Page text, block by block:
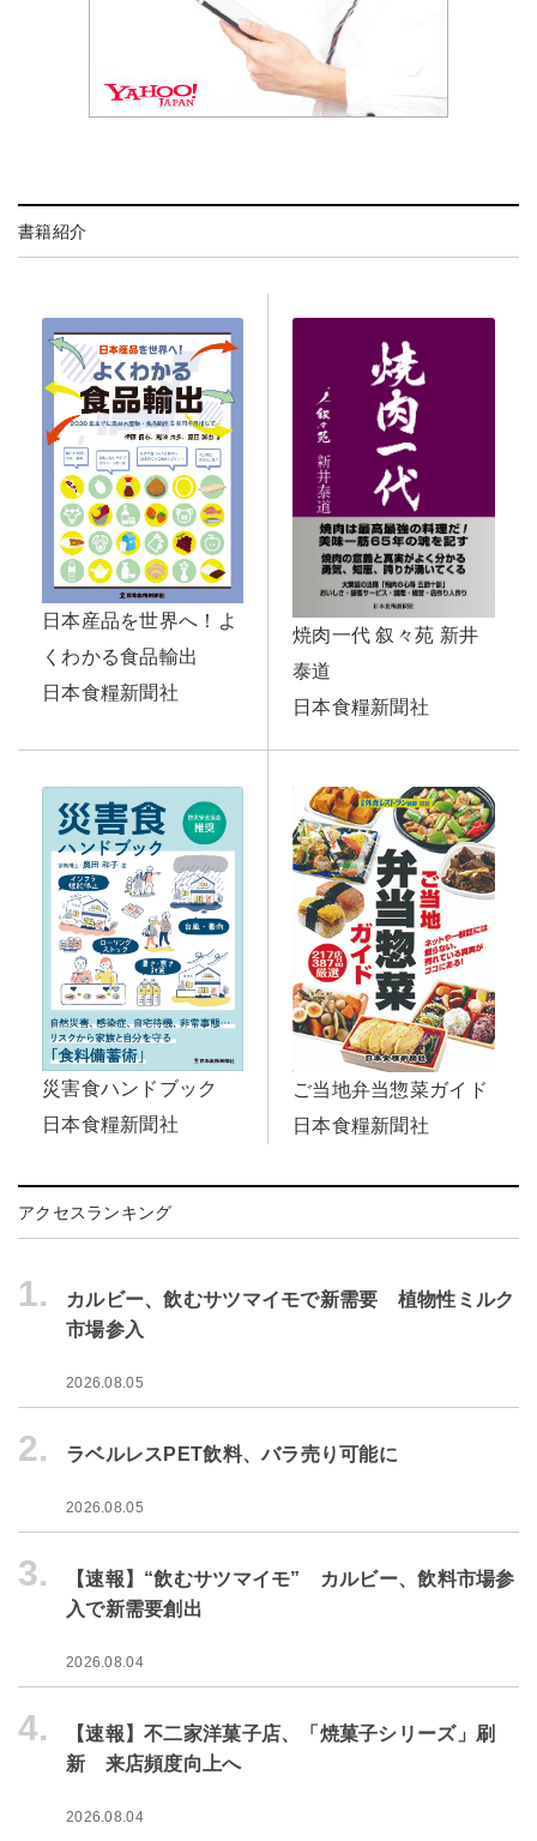
書籍紹介
日本産品を世界へ！よ
くわかる食品輸出
日本食糧新聞社
焼肉一代 叙々苑 新井
泰道
日本食糧新聞社
災害食ハンドブック
日本食糧新聞社
ご当地弁当惣菜ガイド
日本食糧新聞社
アクセスランキング
1.
カルビー、飲むサツマイモで新需要 植物性ミルク
市場参入
2026.08.05
2. ラベルレスPET飲料、バラ売り可能に
2026.08.05
3.
【速報】“飲むサツマイモ” カルビー、飲料市場参
入で新需要創出
2026.08.04
4.
【速報】不二家洋菓子店、「焼菓子シリーズ」刷
新 来店頻度向上へ
2026.08.04